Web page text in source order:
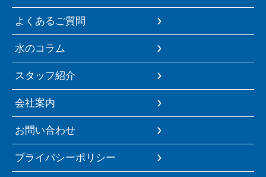
よくあるご質問
水のコラム
スタッフ紹介
会社案内
お問い合わせ
プライバシーポリシー